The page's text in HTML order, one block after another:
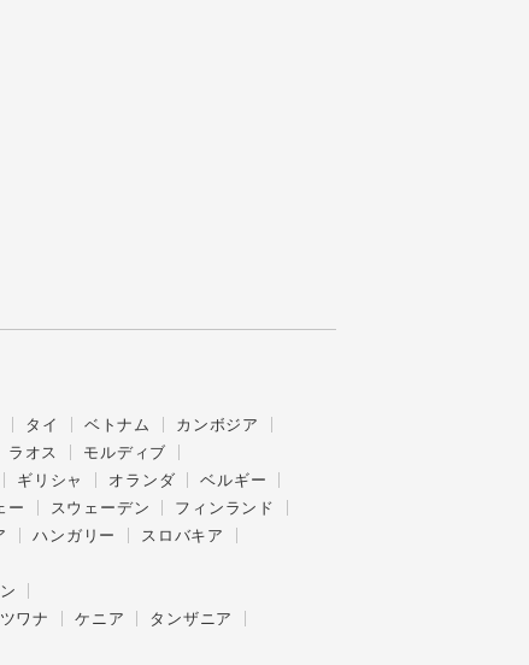
タイ ベトナム
カンボジア
ラオス
モルディブ
ギリシャ オランダ
ベルギー
ー スウェーデン
フィンランド
ハンガリー
スロバキア
ワナ ケニア
タンザニア